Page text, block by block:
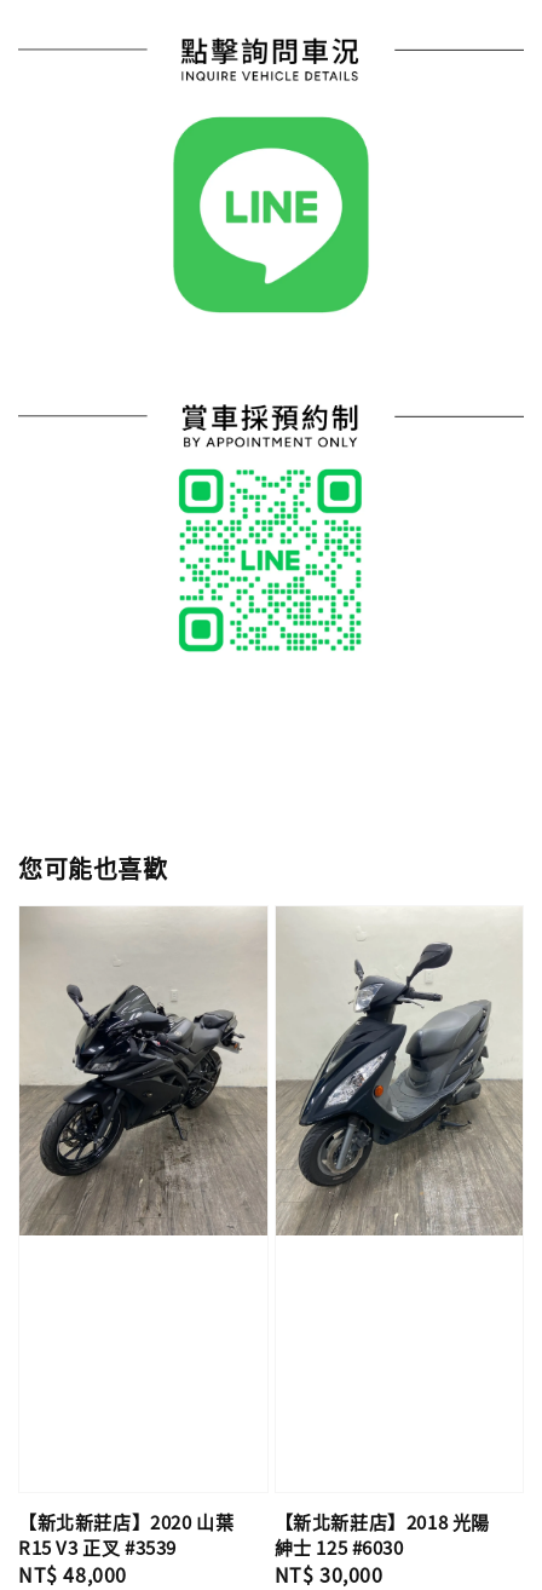
您可能也喜歡
【新北新莊店】2020 山葉
R15 V3 正叉 #3539
Regular
NT$ 48,000
【新北新莊店】2018 光陽
紳士 125 #6030
Regular
NT$ 30,000